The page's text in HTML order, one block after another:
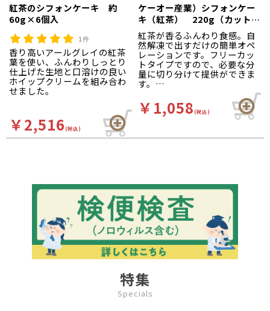
紅茶のシフォンケーキ 約
60g×6個入
1件
香り高いアールグレイの紅茶
葉を使い、ふんわりしっとり
仕上げた生地と口溶けの良い
ホイップクリームを組み合わ
せました。
￥2,516(税込)
ケーオー産業）シフォンケー
キ（紅茶） 220g（カットな
し）
紅茶が香るふんわり食感。自
然解凍で出すだけの簡単オペ
レーションです。フリーカッ
トタイプですので、必要な分
量に切り分けて提供ができま
す。
＜おすすめアレンジレシピ＞
＞紅茶シフォンいちごホイッ
メル
￥1,058(税込)
特集
Specials